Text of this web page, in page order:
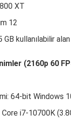
XT
12
GB kullanılabilir alan
(2160p 60
64-bit Windows
i7-10700K